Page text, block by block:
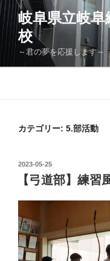
コ
ン
テ
ン
ツ
岐阜県立岐阜
校
～君の夢を応援します～
カテゴリー: 5.部活動
投
日:
2023-05-25
【弓道部】練習